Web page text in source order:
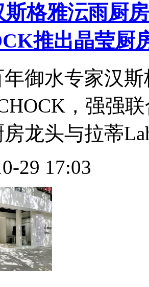
斯格雅沄雨厨
推出晶莹厨
御水专家汉斯
，强强
龙头与拉蒂
29 17:03